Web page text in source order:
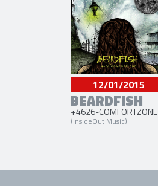
12/01/2015
BEARDFISH
+4626-COMFORTZONE
(InsideOut Music)